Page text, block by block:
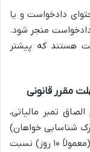
دادخواست و یا
منجر شود.
هستند که پیشتر
مقرر قانونی
تمبر مالیاتی،
شناسایی خواهان)
و خواهان در مهلتی که دادگاه تعیین می کند (معمولاً ۱۰ روز) نسبت